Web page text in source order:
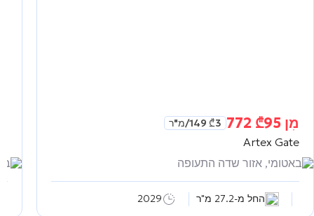
מִן ₾95 772
₾3 149 /מ"ר
Artex Gate
באטומי, אזור שדה התעופה
החל מ-27.2 מ"ר 2029